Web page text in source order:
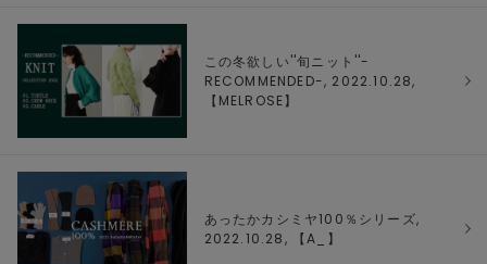
この冬欲しい''旬ニット''-
RECOMMENDED-, 2022.10.28,
【 MELROSE】
あったかカシミヤ100％シリーズ,
2022.10.28, 【A_ 】